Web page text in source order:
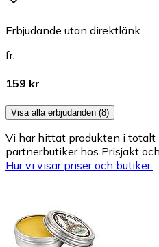
Erbjudande utan direktlänk
fr.
159 kr
Visa alla erbjudanden (8)
Vi har hittat produkten i totalt
partnerbutiker hos Prisjakt
Hur vi visar priser och butiker.